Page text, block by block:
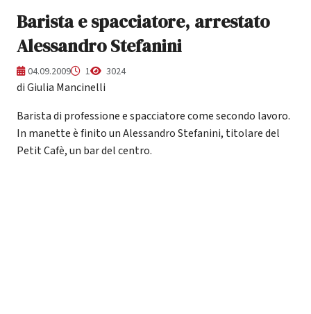
Barista e spacciatore, arrestato
Alessandro Stefanini
04.09.2009 1 3024
di Giulia Mancinelli
Barista di professione e spacciatore come secondo lavoro.
In manette è finito un Alessandro Stefanini, titolare del
Petit Cafè, un bar del centro.